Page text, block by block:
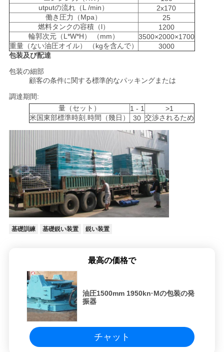
な
さ
い
今
す
ッ
ト
COMPANY
utputの流れ（L /min）
2x170
働き圧力（Mpa）
25
燃料タンクの容積（l）
1200
輪郭次元（L*W*H） （mm）
3500×2000×1700
重量（ない油圧オイル） （kgを含んで）
3000
包装及び配達
包装の細部
顧客の条件に関する標準的なパッキングまたは
調達期間:
量（セット）
1 - 1
>1
米国東部標準時刻.時間（幾日）
30 交渉されるため
基礎訓練 基礎鋭い装置 鋭い装置
最高の価格で
油圧1500mm 1950kn·Mの包装の発
振器
チャット